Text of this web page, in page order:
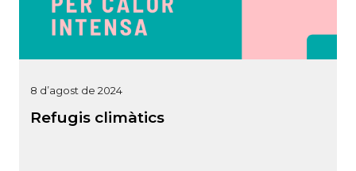
8 d’agost de 2024
Refugis climàtics